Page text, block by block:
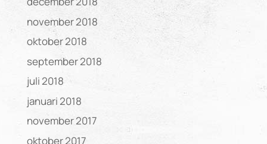
november 2018
oktober 2018
september 2018
juli 2018
januari 2018
november 2017
oktober 2017